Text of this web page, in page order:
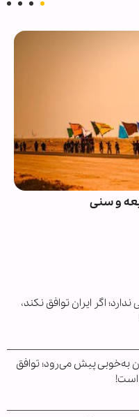
و سنی
اگر ایران توافق نکند،
به‌خوبی پیش می‌رود؛ توافق
است!